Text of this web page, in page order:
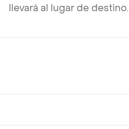
llevará al lugar de destino.